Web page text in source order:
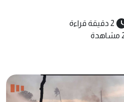
2 دقيقة قراءة